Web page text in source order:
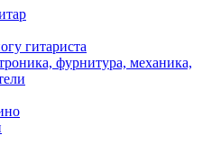
гитариста
фурнитура, механика,